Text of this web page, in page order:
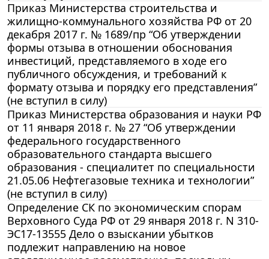
Приказ Министерства строительства и
жилищно-коммунального хозяйства РФ от 20
декабря 2017 г. № 1689/пр “Об утверждении
формы отзыва в отношении обоснования
инвестиций, представляемого в ходе его
публичного обсуждения, и требований к
формату отзыва и порядку его представления”
(не вступил в силу)
Приказ Министерства образования и науки РФ
от 11 января 2018 г. № 27 “Об утверждении
федерального государственного
образовательного стандарта высшего
образования - специалитет по специальности
21.05.06 Нефтегазовые техника и технологии”
(не вступил в силу)
Определение СК по экономическим спорам
Верховного Суда РФ от 29 января 2018 г. N 310-
ЭС17-13555 Дело о взыскании убытков
подлежит направлению на новое